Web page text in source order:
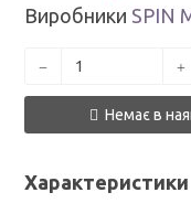
Виробники SPIN
Немає в
Характеристики